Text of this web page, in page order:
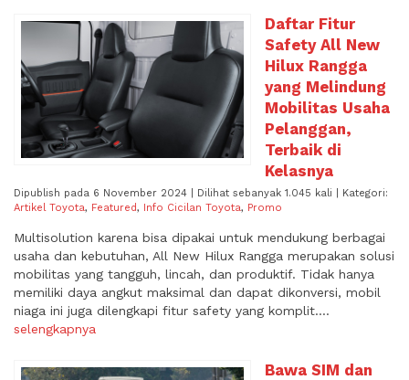
Daftar Fitur
Safety All New
Hilux Rangga
yang Melindung
Mobilitas Usaha
Pelanggan,
Terbaik di
Kelasnya
Dipublish pada 6 November 2024 | Dilihat sebanyak 1.045 kali | Kategori:
Artikel Toyota, Featured, Info Cicilan Toyota, Promo
Multisolution karena bisa dipakai untuk mendukung berbagai
usaha dan kebutuhan, All New Hilux Rangga merupakan solusi
mobilitas yang tangguh, lincah, dan produktif. Tidak hanya
memiliki daya angkut maksimal dan dapat dikonversi, mobil
niaga ini juga dilengkapi fitur safety yang komplit....
selengkapnya
Bawa SIM dan